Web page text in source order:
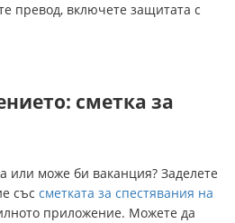
превод, включете защитата с
сметка за
или може би ваканция? Заделете
със сметката за спестявания на
приложение. Можете да